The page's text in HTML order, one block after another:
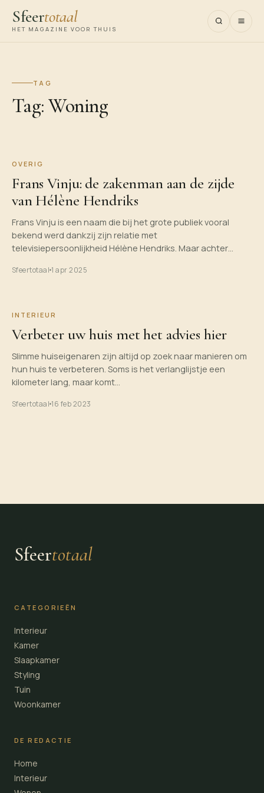
Sfeertotaal
HET MAGAZINE VOOR THUIS
TAG
Tag:Woning
OVERIG
Frans Vinju: de zakenman aan de zijde
van Hélène Hendriks
Frans Vinju is een naam die bij het grote publiek vooral
bekend werd dankzij zijn relatie met
televisiepersoonlijkheid Hélène Hendriks. Maar achter…
Sfeertotaal1 apr 2025
INTERIEUR
Verbeter uw huis met het advies hier
Slimme huiseigenaren zijn altijd op zoek naar manieren om
hun huis te verbeteren. Soms is het verlanglijstje een
kilometer lang, maar komt…
Sfeertotaal16 feb 2023
Sfeertotaal
CATEGORIEËN
Interieur
Kamer
Slaapkamer
Styling
Tuin
Woonkamer
DE REDACTIE
Home
Interieur